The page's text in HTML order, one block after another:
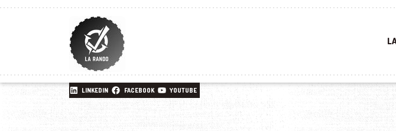
LINKEDIN FACEBOOK YOUTUBE